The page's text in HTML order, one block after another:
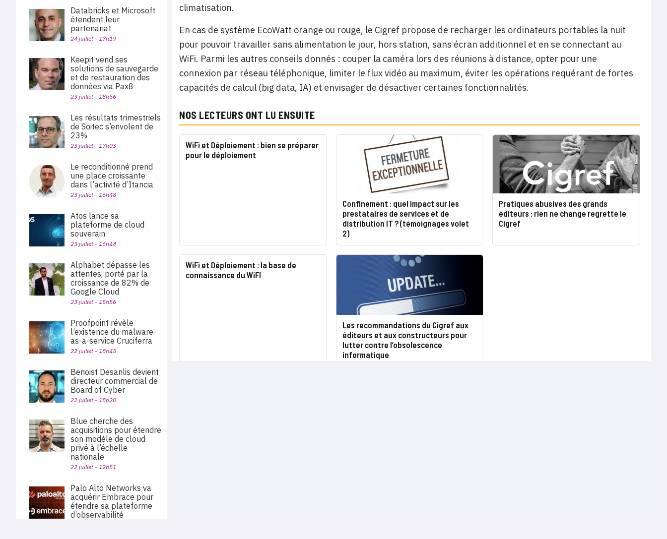
climatisation.
En cas de système EcoWatt orange ou rouge, le Cigref propose de recharger les ordinateurs portables la nuit
pour pouvoir travailler sans alimentation le jour, hors station, sans écran additionnel et en se connectant au
WiFi. Parmi les autres conseils donnés : couper la caméra lors des réunions à distance, opter pour une
connexion par réseau téléphonique, limiter le flux vidéo au maximum, éviter les opérations requérant de fortes
capacités de calcul (big data, IA) et envisager de désactiver certaines fonctionnalités.
NOS LECTEURS ONT LU ENSUITE
WiFi et Déploiement : bien se préparer
pour le déploiement
Confinement : quel impact sur les
prestataires de services et de
distribution IT ? (témoignages volet
2)
Pratiques abusives des grands
éditeurs : rien ne change regrette le
Cigref
WiFi et Déploiement : la base de
connaissance du WiFI
Les recommandations du Cigref aux
éditeurs et aux constructeurs pour
lutter contre l’obsolescence
informatique
Databricks et Microsoft
étendent leur
partenariat
24 juillet - 17h19
Keepit vend ses
solutions de sauvegarde
et de restauration des
données via Pax8
23 juillet - 18h56
Les résultats trimestriels
de Soitec s’envolent de
23%
23 juillet - 17h03
Le reconditionné prend
une place croissante
dans l’activité d’Itancia
23 juillet - 16h48
Atos lance sa
plateforme de cloud
souverain
23 juillet - 16h44
Alphabet dépasse les
attentes, porté par la
croissance de 82% de
Google Cloud
23 juillet - 15h56
Proofpoint révèle
l’existence du malware-
as-a-service Cruciferra
22 juillet - 18h45
Benoist Desanlis devient
directeur commercial de
Board of Cyber
22 juillet - 18h20
Blue cherche des
acquisitions pour étendre
son modèle de cloud
privé à l’échelle
nationale
22 juillet - 12h51
Palo Alto Networks va
acquérir Embrace pour
étendre sa plateforme
d’observabilité